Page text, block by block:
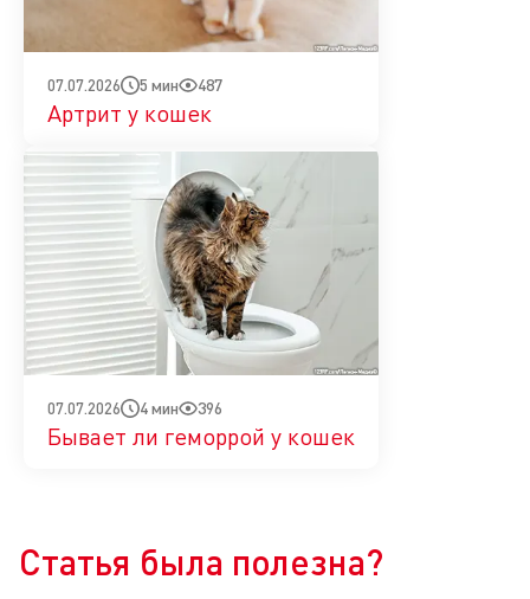
07.07.2026 5 мин 487
Артрит у кошек
07.07.2026 4 мин 396
Бывает ли геморрой у кошек
Статья была полезна?